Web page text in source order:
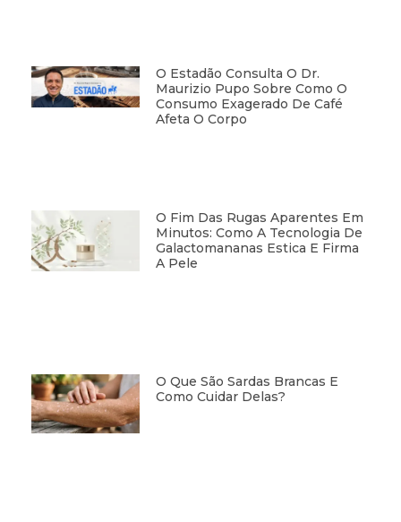
O Estadão Consulta O Dr.
Maurizio Pupo Sobre Como O
Consumo Exagerado De Café
Afeta O Corpo
O Fim Das Rugas Aparentes Em
Minutos: Como A Tecnologia De
Galactomananas Estica E Firma
A Pele
O Que São Sardas Brancas E
Como Cuidar Delas?